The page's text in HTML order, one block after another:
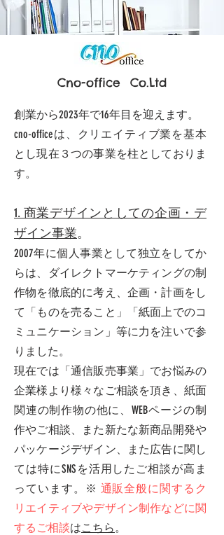
​Cno-office Co.Ltd
創業から2023年で16年目を迎えます。
cno-officeは、クリエイティブ業を基本
とし現在３つの事業を柱としておりま
す。
1. 商業デザインとしての企画・デ
ザイン事業。
2007年に個人事業として独立をしてか
らは、ダイレクトマーケティングの制
作物を徹底的に考え、企画・計画をし
て「ものを売ること」「紙面上でのコ
ミュニケーション」等に力を注いで参
りました。
現在では「通信販売事業」でお悩みの
企業様より様々なご相談を頂き、紙面
関連の制作物の他に、WEBページの制
作やご相談、また新たな新商品開発や
パッケージデザイン、また広告に関し
ては特にSNSを活用したご相談が高ま
っています。※ 通販全般に関するク
リエイティブやデザイン制作などに関
するご相談はこちら。